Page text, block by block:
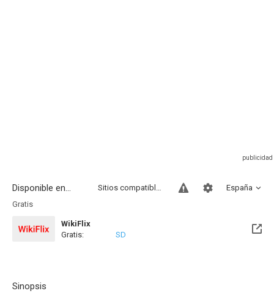
Disponible en... España
Sitios compatibles
Gratis
WikiFlix
Gratis:
SD
Sinopsis